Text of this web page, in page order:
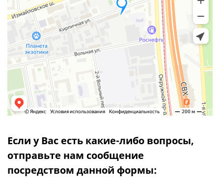
Если у Вас есть какие-либо вопросы,
отправьте нам сообщение
посредством данной формы: